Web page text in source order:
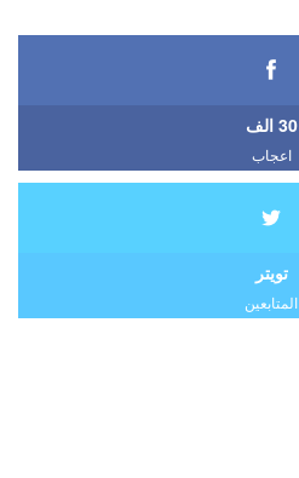
30 الف
اعجاب
تويتر
المتابعين